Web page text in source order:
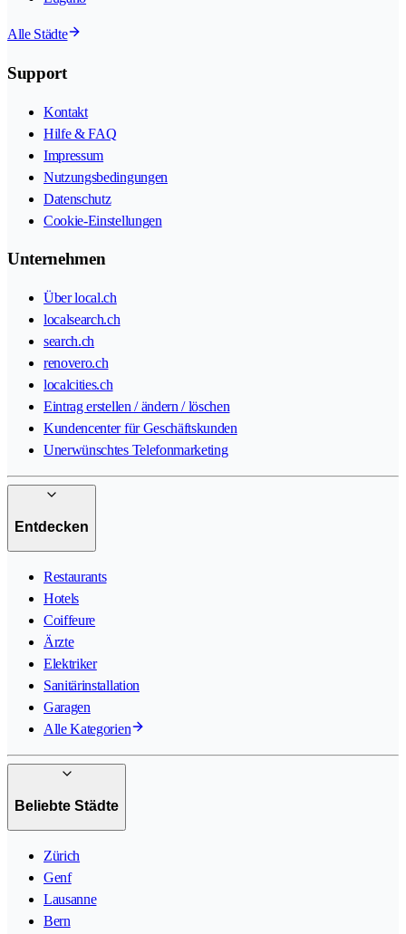
Alle Städte
Support
Kontakt
Hilfe & FAQ
Impressum
Nutzungsbedingungen
Datenschutz
Cookie-Einstellungen
Unternehmen
Über local.ch
localsearch.ch
search.ch
renovero.ch
localcities.ch
Eintrag erstellen / ändern / löschen
Kundencenter für Geschäftskunden
Unerwünschtes Telefonmarketing
Entdecken
Restaurants
Hotels
Coiffeure
Ärzte
Elektriker
Sanitärinstallation
Garagen
Alle Kategorien
Beliebte Städte
Zürich
Genf
Lausanne
Bern